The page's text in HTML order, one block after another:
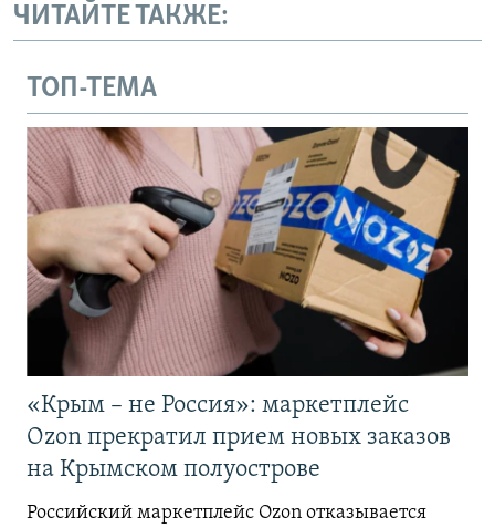
ЧИТАЙТЕ ТАКЖЕ:
ТОП-ТЕМА
«Крым – не Россия»: маркетплейс
Ozon прекратил прием новых заказов
на Крымском полуострове
Российский маркетплейс Ozon отказывается